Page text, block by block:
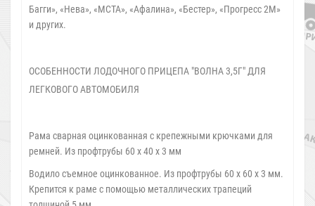
Багги», «Нева», «МСТА», «Афалина», «Бестер», «Прогресс 2М»
и других.
ОСОБЕННОСТИ ЛОДОЧНОГО ПРИЦЕПА "ВОЛНА 3,5Г" ДЛЯ
ЛЕГКОВОГО АВТОМОБИЛЯ
Рама сварная оцинкованная с крепежными крючками для
ремней. Из профтрубы 60 х 40 х 3 мм
Водило съемное оцинкованное. Из профтрубы 60 х 60 х 3 мм.
Крепится к раме с помощью металлических трапеций